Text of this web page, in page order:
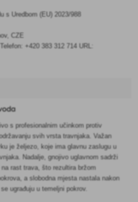
s Uredbom (EU) 2023/988
CZE
+420 383 312 714 URL:
s profesionalnim učinkom protiv
svih vrsta travnjaka. Važan
je željezo, koje ima glavnu zaslugu u
Nadalje, gnojivo uglavnom sadrži
rast trava, što rezultira bržom
a slobodna mjesta nastala nakon
ugrađuju u temeljni pokrov.